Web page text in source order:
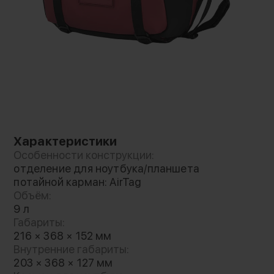
Продумана до мелочей
Сумка создана из прочных, устойчивых к
непогоде материалов, которые защитят ваше
Характеристики
Особенности конструкции:
отделение для ноутбука/планшета
потайной карман: AirTag
Объём:
9 л
Габариты:
216 × 368 × 152 мм
Внутренние габариты:
203 × 368 × 127 мм